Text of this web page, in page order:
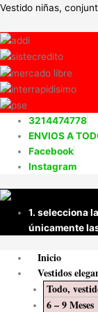
Ir
contenido
Vestido niñas,
3214474778
ENVIOS A
Facebook
Instagram
1. selecciona
únicamente
Menú
Inicio
Vestidos
Todo,
6 – 9 Meses